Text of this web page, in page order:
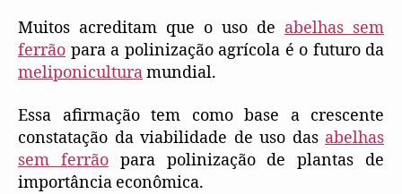
Muitos acreditam que o uso de abelhas sem
ferrão para a polinização agrícola é o futuro da
meliponiculturamundial.
Essa afirmação tem como base a crescente
constatação da viabilidade de uso das abelhas
sem ferrãopara polinização de plantas de
importância econômica.